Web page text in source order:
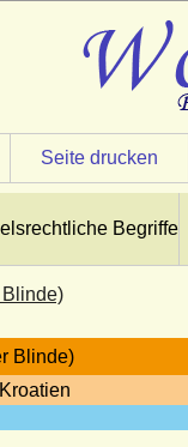
Seite drucken
Begriffe
Blinde)
Blinde)